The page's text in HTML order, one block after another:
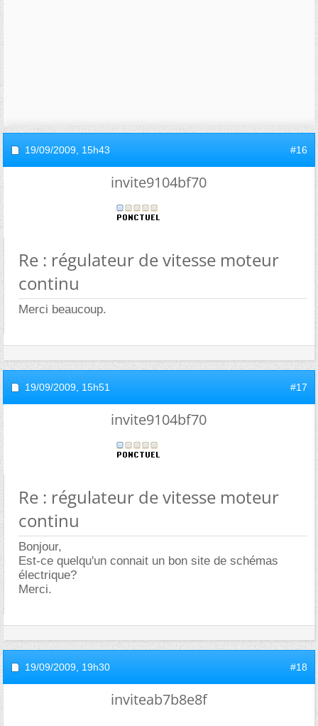
19/09/2009, 15h43 #16
invite9104bf70
Re : régulateur de vitesse moteur
continu
Merci beaucoup.
19/09/2009, 15h51 #17
invite9104bf70
Re : régulateur de vitesse moteur
continu
Bonjour,
Est-ce quelqu'un connait un bon site de schémas
électrique?
Merci.
19/09/2009, 19h30 #18
inviteab7b8e8f